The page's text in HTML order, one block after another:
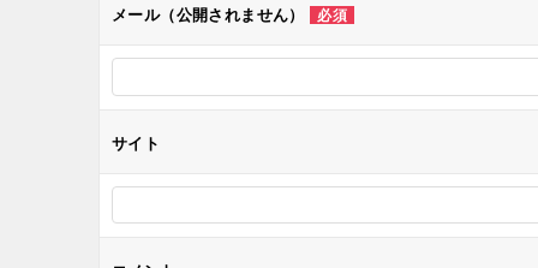
ン
メール（公開されません） 必須
サイト